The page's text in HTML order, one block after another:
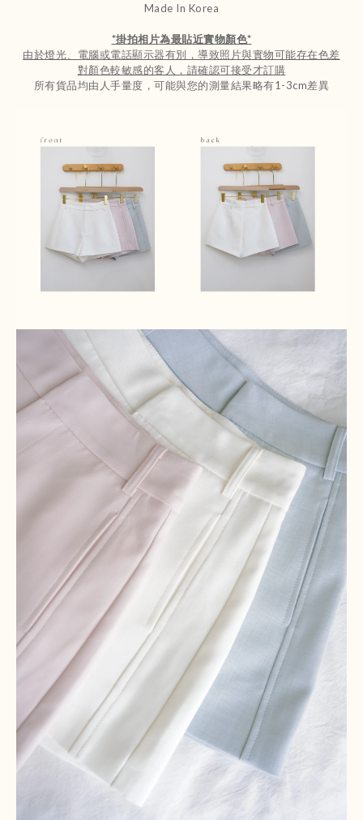
Made In Korea
*掛拍相片為最貼近實物顏色*
由於燈光、電腦或電話顯示器有別，導致照片與實物可能存在色差
對顏色較敏感的客人，請確認可接受才訂購
所有貨品均由人手量度，可能與您的測量結果略有1-3cm差異